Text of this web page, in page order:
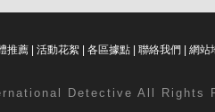
推薦 活動花絮 各區據點 聯絡我們 網站
Detective All Rights